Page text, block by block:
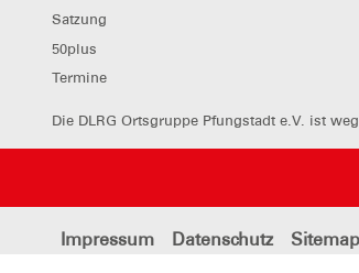
Satzung
50plus
Termine
Die DLRG Ortsgruppe Pfungstadt e.V. ist
Impressum Datenschutz Sitemap